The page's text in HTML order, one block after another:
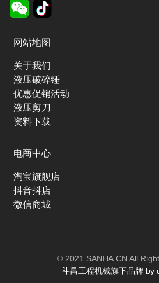
网站地图
关于我们
液压破碎锤
优惠促销活动
液压剪刀
资料下载
电商中心
淘宝旗舰店
抖音抖店
微信商城
© 2021 SANHA.CN All
斗昌工程机械旗下品牌by